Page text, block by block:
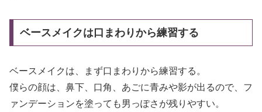
ベースメイクは口まわりから練習する
ベースメイクは、まず口まわりから練習する。
僕らの顔は、鼻下、口角、あごに青みや影が出るので、フ
ァンデーションを塗っても男っぽさが残りやすい。